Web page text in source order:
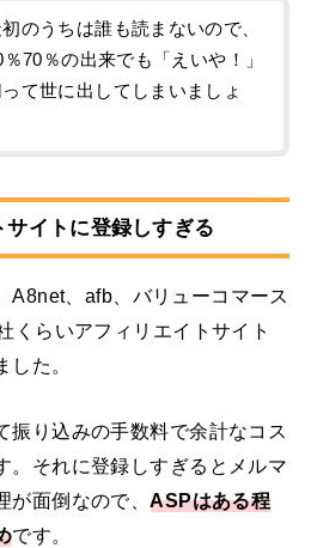
のうちは誰も読まないので、
70％の出来でも「えいや！」
て世に出してしまいましょ
イトに登録しすぎる
A8net、afb、バリューコマース
くらいアフィリエイトサイト
た。
振り込みの手数料で余計なコス
。それに登録しすぎるとメルマ
が面倒なので、ASPはある程
です。